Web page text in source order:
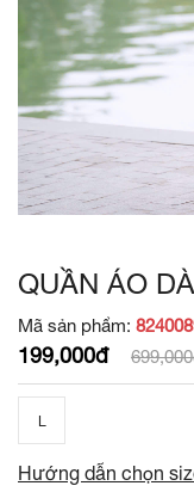
QUẦN ÁO
Mã sản phẩm:
199,000đ
L
Hướng dẫn chọn